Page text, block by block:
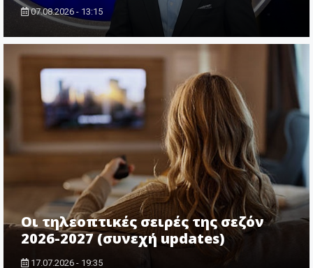
07.08.2026 - 13:15
Οι τηλεοπτικές σειρές της σεζόν
2026-2027 (συνεχή updates)
17.07.2026 - 19:35